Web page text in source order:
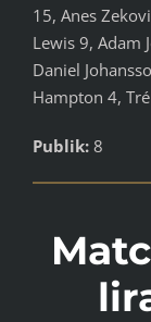
15, Anes
Lewis 9, Adam
Daniel
Hampton 4,
Publik: 8